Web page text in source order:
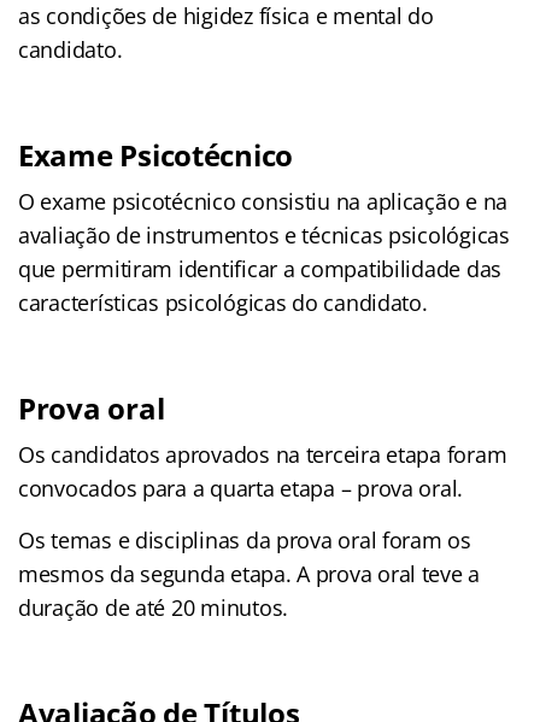
as condições de higidez física e mental do
candidato.
Exame Psicotécnico
O exame psicotécnico consistiu na aplicação e na
avaliação de instrumentos e técnicas psicológicas
que permitiram identificar a compatibilidade das
características psicológicas do candidato.
Prova oral
Os candidatos aprovados na terceira etapa foram
convocados para a quarta etapa – prova oral.
Os temas e disciplinas da prova oral foram os
mesmos da segunda etapa. A prova oral teve a
duração de até 20 minutos.
Avaliação de Títulos